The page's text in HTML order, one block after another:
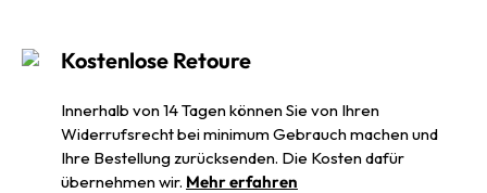
Kostenlose Retoure
Innerhalb von 14 Tagen können Sie von Ihren
Widerrufsrecht bei minimum Gebrauch machen und
Ihre Bestellung zurücksenden. Die Kosten dafür
übernehmen wir. Mehr erfahren